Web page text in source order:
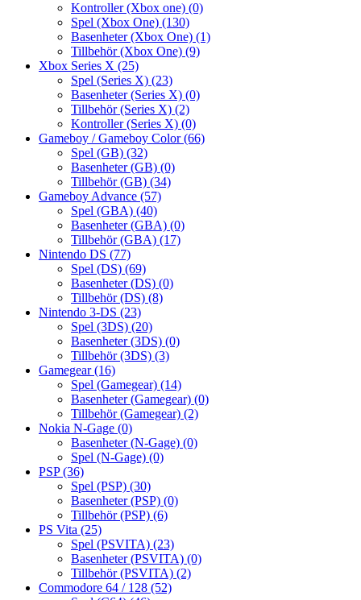
Kontroller (Xbox one) (0)
Spel (Xbox One) (130)
Basenheter (Xbox One) (1)
Tillbehör (Xbox One) (9)
Xbox Series X (25)
Spel (Series X) (23)
Basenheter (Series X) (0)
Tillbehör (Series X) (2)
Kontroller (Series X) (0)
Gameboy / Gameboy Color(66)
Spel (GB) (32)
Basenheter (GB) (0)
Tillbehör (GB) (34)
Gameboy Advance (57)
Spel (GBA) (40)
Basenheter (GBA) (0)
Tillbehör (GBA) (17)
Nintendo DS (77)
Spel (DS) (69)
Basenheter (DS) (0)
Tillbehör (DS) (8)
Nintendo 3-DS (23)
Spel (3DS) (20)
Basenheter (3DS) (0)
Tillbehör (3DS) (3)
Gamegear(16)
Spel (Gamegear) (14)
Basenheter (Gamegear) (0)
Tillbehör (Gamegear) (2)
Nokia N-Gage (0)
Basenheter (N-Gage) (0)
Spel (N-Gage) (0)
PSP(36)
Spel (PSP) (30)
Basenheter (PSP) (0)
Tillbehör (PSP) (6)
PS Vita (25)
Spel (PSVITA) (23)
Basenheter (PSVITA) (0)
Tillbehör (PSVITA) (2)
Commodore 64 / 128 (52)